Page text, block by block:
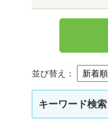
並び替え：
キーワード検